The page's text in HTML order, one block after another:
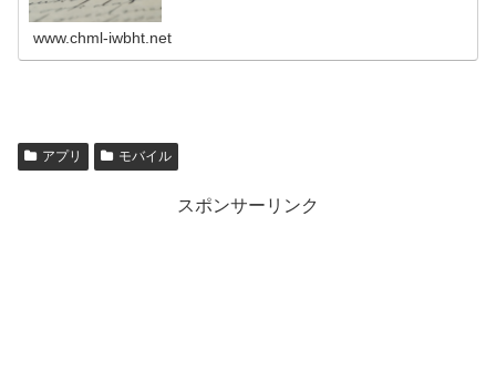
www.chml-iwbht.net
アプリ モバイル
スポンサーリンク